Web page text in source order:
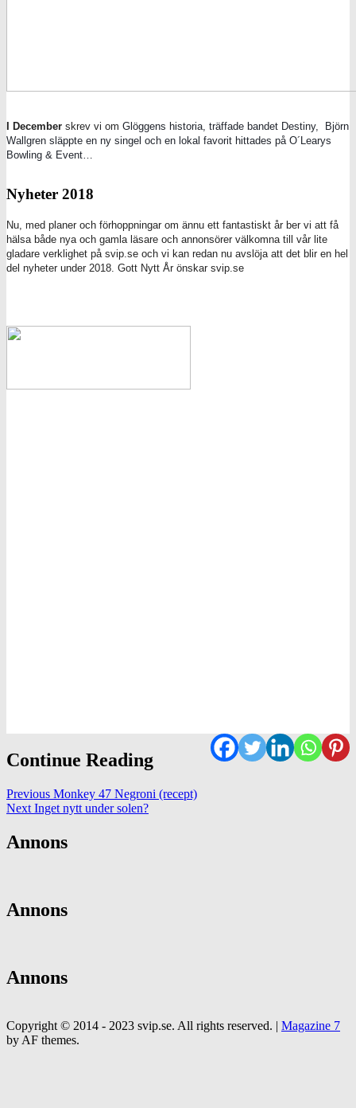
I December skrev vi om Glöggens historia, träffade bandet Destiny, Björn
Wallgren släppte en ny singel och en lokal favorit hittades på O´Learys
Bowling & Event…
Nyheter 2018
Nu, med planer och förhoppningar om ännu ett fantastiskt år ber vi att få
hälsa både nya och gamla läsare och annonsörer välkomna till vår lite
gladare verklighet på svip.se och vi kan redan nu avslöja att det blir en hel
del nyheter under 2018. Gott Nytt År önskar svip.se
Continue Reading
Previous Monkey 47 Negroni (recept)
Next Inget nytt under solen?
Annons
Annons
Annons
Copyright © 2014 - 2023 svip.se. All rights reserved. | Magazine 7
by AF themes.